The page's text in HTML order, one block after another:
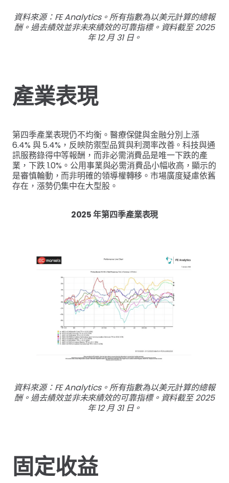
資料來源：FE Analytics。所有指數為以美元計算的總報
酬。過去績效並非未來績效的可靠指標。資料截至 2025
年 12 月 31 日。
產業表現
第四季產業表現仍不均衡。醫療保健與金融分別上漲
6.4% 與 5.4%，反映防禦型品質與利潤率改善。科技與通
訊服務錄得中等報酬，而非必需消費品是唯一下跌的產
業，下跌 1.0%。公用事業與必需消費品小幅收高，顯示的
是審慎輪動，而非明確的領導權轉移。市場廣度疑慮依舊
存在，漲勢仍集中在大型股。
2025 年第四季產業表現
資料來源：FE Analytics。所有指數為以美元計算的總報
酬。過去績效並非未來績效的可靠指標。資料截至 2025
年 12 月 31 日。
固定收益